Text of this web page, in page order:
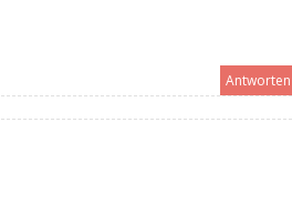
Antworten